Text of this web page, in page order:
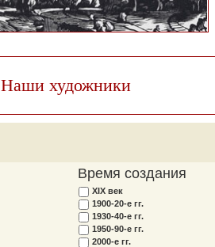
Наши художники
Время создания
XIX век
1900-20-е гг.
1930-40-е гг.
1950-90-е гг.
2000-е гг.